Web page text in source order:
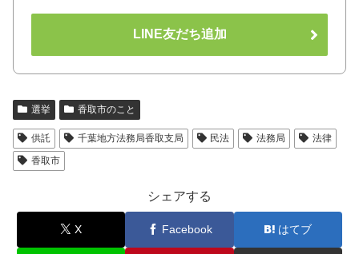
LINE友だち追加
選挙 香取市のこと
供託 千葉地方法務局香取支局 民法 法務局
法律
香取市
シェアする
X Facebook はてブ